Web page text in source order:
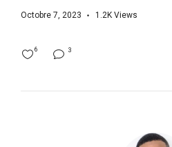
Octobre 7, 2023 1.2K Views
3
6